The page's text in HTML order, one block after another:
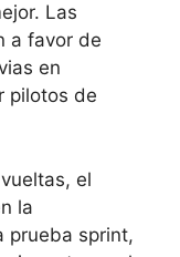
Las
a favor de
en
pilotos de
el
la
prueba sprint,